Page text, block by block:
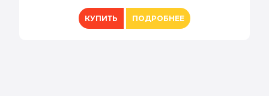
КУПИТЬ ПОДРОБНЕЕ